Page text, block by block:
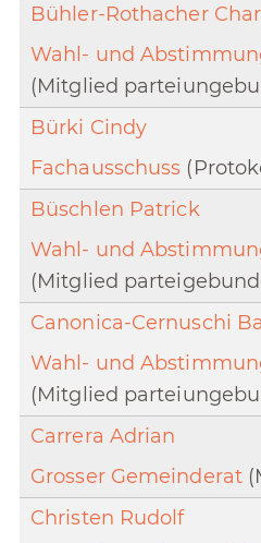
Bühler-Rothacher
Wahl- und
(Mitglied
Bürki Cindy
Fachausschuss
Büschlen Patrick
Wahl- und
(Mitglied
Canonica-Cernuschi
Wahl- und
(Mitglied
Carrera Adrian
Grosser Gemeinderat
Christen Rudolf